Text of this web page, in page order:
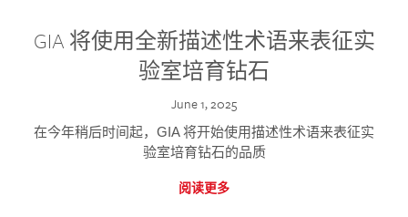
GIA 将使用全新描述性术语来表征实
验室培育钻石
June 1, 2025
在今年稍后时间起，GIA 将开始使用描述性术语来表征实
验室培育钻石的品质
阅读更多